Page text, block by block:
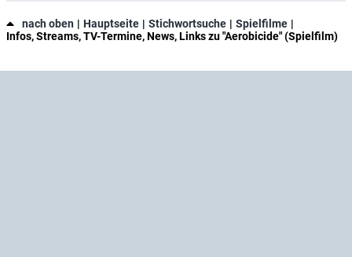
nach oben Hauptseite Stichwortsuche
Spielfilme
Infos, Streams, TV-Termine, News, Links zu "Aerobicide" (Spielfilm)